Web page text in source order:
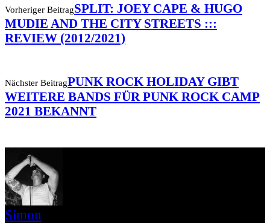
Vorheriger BeitragSPLIT: JOEY CAPE & HUGO
MUDIE AND THE CITY STREETS :::
REVIEW (2012/2021)
Nächster BeitragPUNK ROCK HOLIDAY GIBT
WEITERE BANDS FÜR PUNK ROCK CAMP
2021 BEKANNT
Simon